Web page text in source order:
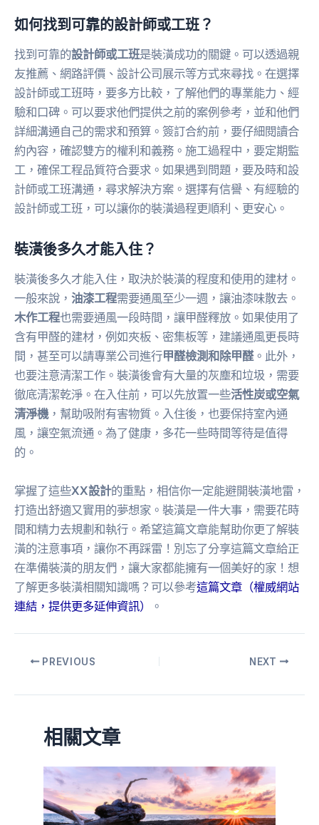
如何找到可靠的設計師或工班？
找到可靠的設計師或工班是裝潢成功的關鍵。可以透過親
友推薦、網路評價、設計公司展示等方式來尋找。在選擇
設計師或工班時，要多方比較，了解他們的專業能力、經
驗和口碑。可以要求他們提供之前的案例參考，並和他們
詳細溝通自己的需求和預算。簽訂合約前，要仔細閱讀合
約內容，確認雙方的權利和義務。施工過程中，要定期監
工，確保工程品質符合要求。如果遇到問題，要及時和設
計師或工班溝通，尋求解決方案。選擇有信譽、有經驗的
設計師或工班，可以讓你的裝潢過程更順利、更安心。
裝潢後多久才能入住？
裝潢後多久才能入住，取決於裝潢的程度和使用的建材。
一般來說， 油漆工程需要通風至少一週，讓油漆味散去。
木作工程也需要通風一段時間，讓甲醛釋放。如果使用了
含有甲醛的建材，例如夾板、密集板等，建議通風更長時
間，甚至可以請專業公司進行甲醛檢測和除甲醛。此外，
也要注意清潔工作。裝潢後會有大量的灰塵和垃圾，需要
徹底清潔乾淨。在入住前，可以先放置一些活性炭或空氣
清淨機，幫助吸附有害物質。入住後，也要保持室內通
風，讓空氣流通。為了健康，多花一些時間等待是值得
的。
掌握了這些XX設計的重點，相信你一定能避開裝潢地雷，
打造出舒適又實用的夢想家。裝潢是一件大事，需要花時
間和精力去規劃和執行。希望這篇文章能幫助你更了解裝
潢的注意事項，讓你不再踩雷！別忘了分享這篇文章給正
在準備裝潢的朋友們，讓大家都能擁有一個美好的家！想
了解更多裝潢相關知識嗎？可以參考這篇文章（權威網站
連結，提供更多延伸資訊）
。
PREVIOUS NEXT
相關文章